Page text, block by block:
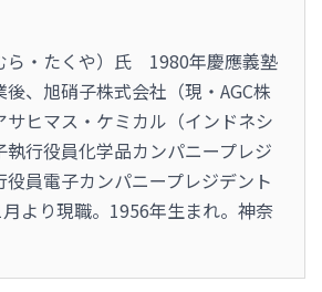
ら・たくや）氏 1980年慶應義塾
、旭硝子株式会社（現・AGC株
ヒマス・ケミカル（インドネシ
行役員化学品カンパニープレジ
員電子カンパニープレジデント
より現職。1956年生まれ。神奈